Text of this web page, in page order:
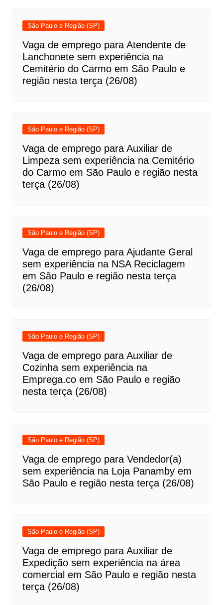
São Paulo e Região (SP)
Vaga de emprego para Atendente de
Lanchonete sem experiência na
Cemitério do Carmo em São Paulo e
região nesta terça (26/08)
São Paulo e Região (SP)
Vaga de emprego para Auxiliar de
Limpeza sem experiência na Cemitério
do Carmo em São Paulo e região nesta
terça (26/08)
São Paulo e Região (SP)
Vaga de emprego para Ajudante Geral
sem experiência na NSA Reciclagem
em São Paulo e região nesta terça
(26/08)
São Paulo e Região (SP)
Vaga de emprego para Auxiliar de
Cozinha sem experiência na
Emprega.co em São Paulo e região
nesta terça (26/08)
São Paulo e Região (SP)
Vaga de emprego para Vendedor(a)
sem experiência na Loja Panamby em
São Paulo e região nesta terça (26/08)
São Paulo e Região (SP)
Vaga de emprego para Auxiliar de
Expedição sem experiência na área
comercial em São Paulo e região nesta
terça (26/08)